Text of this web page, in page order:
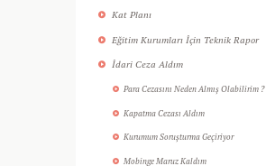
Kat Planı
Eğitim Kurumları İçin Teknik Rapor
İdari Ceza Aldım
Para Cezasını Neden Almış Olabilirim ?
Kapatma Cezası Aldım
Kurumum Soruşturma Geçiriyor
Mobinge Maruz Kaldım